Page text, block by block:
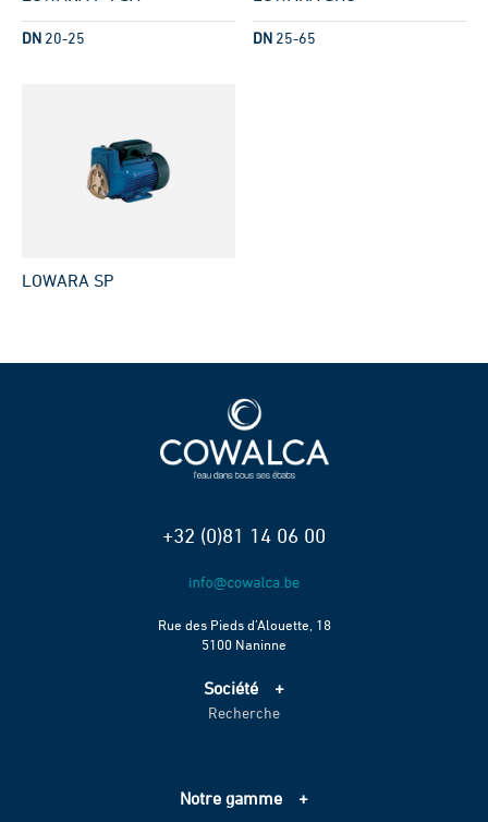
DN 20-25 DN 25-65
LOWARA SP
+32 (0)81 14 06 00
Rue des Pieds d’Alouette, 18
5100 Naninne
Société
Accueil
Échelle de performance CO2
Recherche
Notre gamme